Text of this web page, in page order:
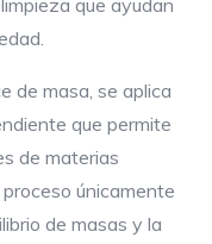
que ayudan
de masa, se aplica
que permite
de materias
únicamente
de masas y la